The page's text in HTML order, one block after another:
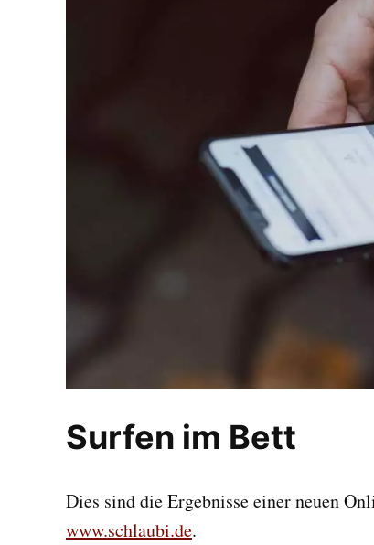
Surfen im Bett
Dies sind die Ergebnisse einer neuen
www.schlaubi.de.